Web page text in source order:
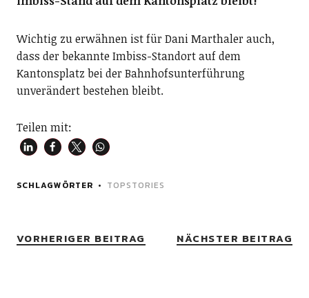
Wichtig zu erwähnen ist für Dani Marthaler auch,
dass der bekannte Imbiss-Standort auf dem
Kantonsplatz bei der Bahnhofsunterführung
unverändert bestehen bleibt.
Teilen mit:
SCHLAGWÖRTER TOPSTORIES
VORHERIGER BEITRAG NÄCHSTER BEITRAG